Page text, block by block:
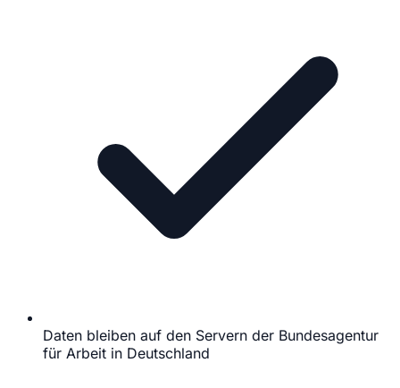
Daten bleiben auf den Servern der Bundesagentur
für Arbeit in Deutschland